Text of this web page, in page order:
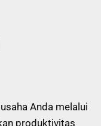
Anda melalui
produktivitas